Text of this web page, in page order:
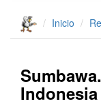
Inicio
Indonesia